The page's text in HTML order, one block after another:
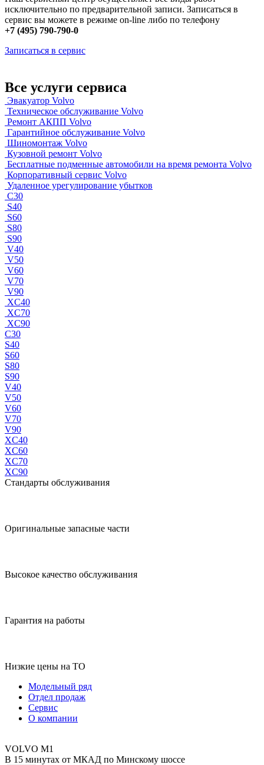
исключительно по предварительной записи. Записаться в
сервис вы можете в режиме on-line либо по телефону
+7 (495) 790-790-0
Записаться в сервис
Все услуги сервиса
Эвакуатор Volvo
Техническое обслуживание Volvo
Ремонт АКПП Volvo
Гарантийное обслуживание Volvo
Шиномонтаж Volvo
Кузовной ремонт Volvo
Бесплатные подменные автомобили на время ремонта Volvo
Корпоративный сервис Volvo
Удаленное урегулирование убытков
C30
S40
S60
S80
S90
V40
V50
V60
V70
V90
XC40
XC70
XC90
C30
S40
S60
S80
S90
V40
V50
V60
V70
V90
XC40
XC60
XC70
XC90
Стандарты обслуживания
Оригинальные запасные части
Высокое качество обслуживания
Гарантия на работы
Низкие цены на ТО
Модельный ряд
Отдел продаж
Сервис
О компании
VOLVO M1
В 15 минутах от МКАД по Минскому шоссе